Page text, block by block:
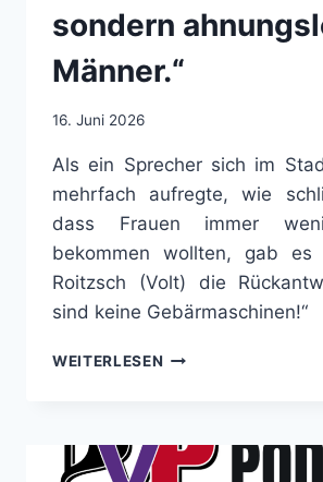
sondern
Männer.“
16. Juni 2026
Als ein Sprecher sich im
mehrfach aufregte, wie
dass Frauen immer
bekommen wollten, gab es
Roitzsch (Volt) die
sind keine Gebärmaschinen!“
WEITERLESEN „DAS
KINDERLOSE
FRAUEN,